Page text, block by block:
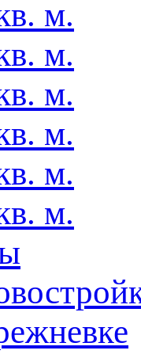
м.
м.
м.
м.
м.
м.